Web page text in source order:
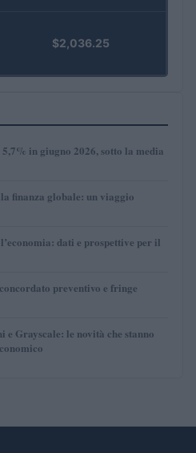
$2,036.25
in giugno 2026, sotto la media
finanza globale: un viaggio
dati e prospettive per il
preventivo e fringe
Grayscale: le novità che stanno